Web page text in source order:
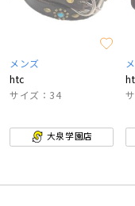
メンズ
htc
サイズ：34
大泉学園店